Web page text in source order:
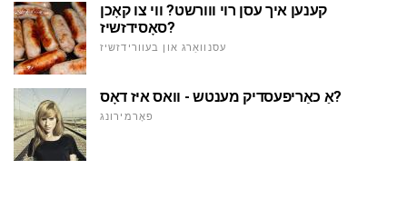
קענען איך עסן רוי ווורשט? ווי צו קאָכן
סאָסידזשיז?
עסנוואַרג און בעוורידזשיז
אַ כאַריפעסדיק מענטש - וואס איז דאָס?
פאָרמירונג